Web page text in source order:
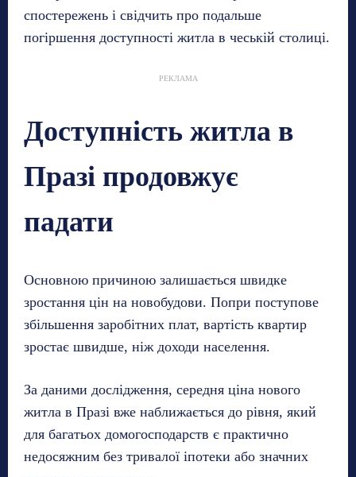
спостережень і свідчить про подальше
погіршення доступності житла в чеській столиці.
РЕКЛАМА
Доступність житла в
Празі продовжує
падати
Основною причиною залишається швидке
зростання цін на новобудови. Попри поступове
збільшення заробітних плат, вартість квартир
зростає швидше, ніж доходи населення.
За даними дослідження, середня ціна нового
житла в Празі вже наближається до рівня, який
для багатьох домогосподарств є практично
недосяжним без тривалої іпотеки або значних